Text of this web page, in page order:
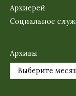
Архиерей
Социальное
Архивы